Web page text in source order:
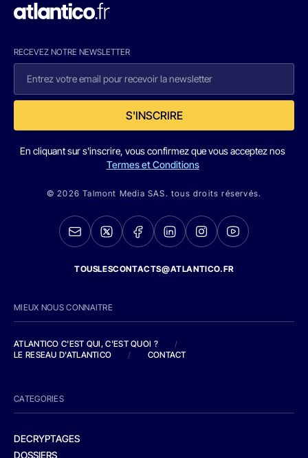
RECEVEZ NOTRE NEWSLETTER
S'INSCRIRE
En cliquant sur s'inscrire, vous confirmez que vous acceptez nos
Termes et Conditions
© 2026 Talmont Media SAS. tous droits réservés.
TOUSLESCONTACTS@ATLANTICO.FR
MIEUX NOUS CONNAITRE
ATLANTICO C'EST QUI, C'EST QUOI ?
/
LE RESEAU D'ATLANTICO
/ CONTACT
CATEGORIES
DECRYPTAGES
DOSSIERS